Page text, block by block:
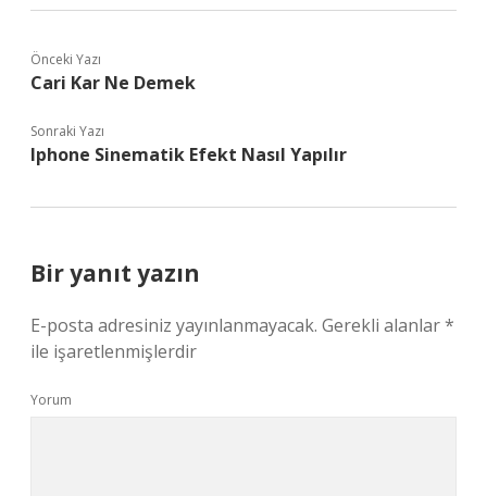
Önceki Yazı
Cari Kar Ne Demek
Sonraki Yazı
Iphone Sinematik Efekt Nasıl Yapılır
Bir yanıt yazın
E-posta adresiniz yayınlanmayacak. Gerekli alanlar*
ile işaretlenmişlerdir
Yorum